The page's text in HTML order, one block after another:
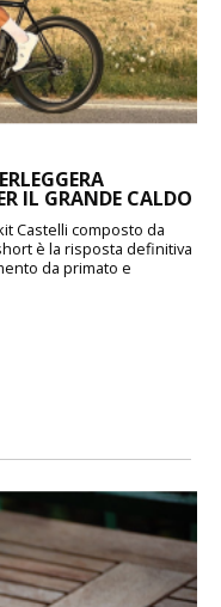
IL GRANDE CALDO
Castelli composto da
è la risposta definitiva
da primato e